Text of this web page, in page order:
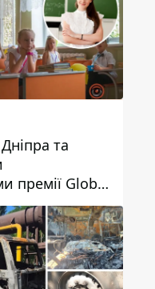
та
премії Global
2026